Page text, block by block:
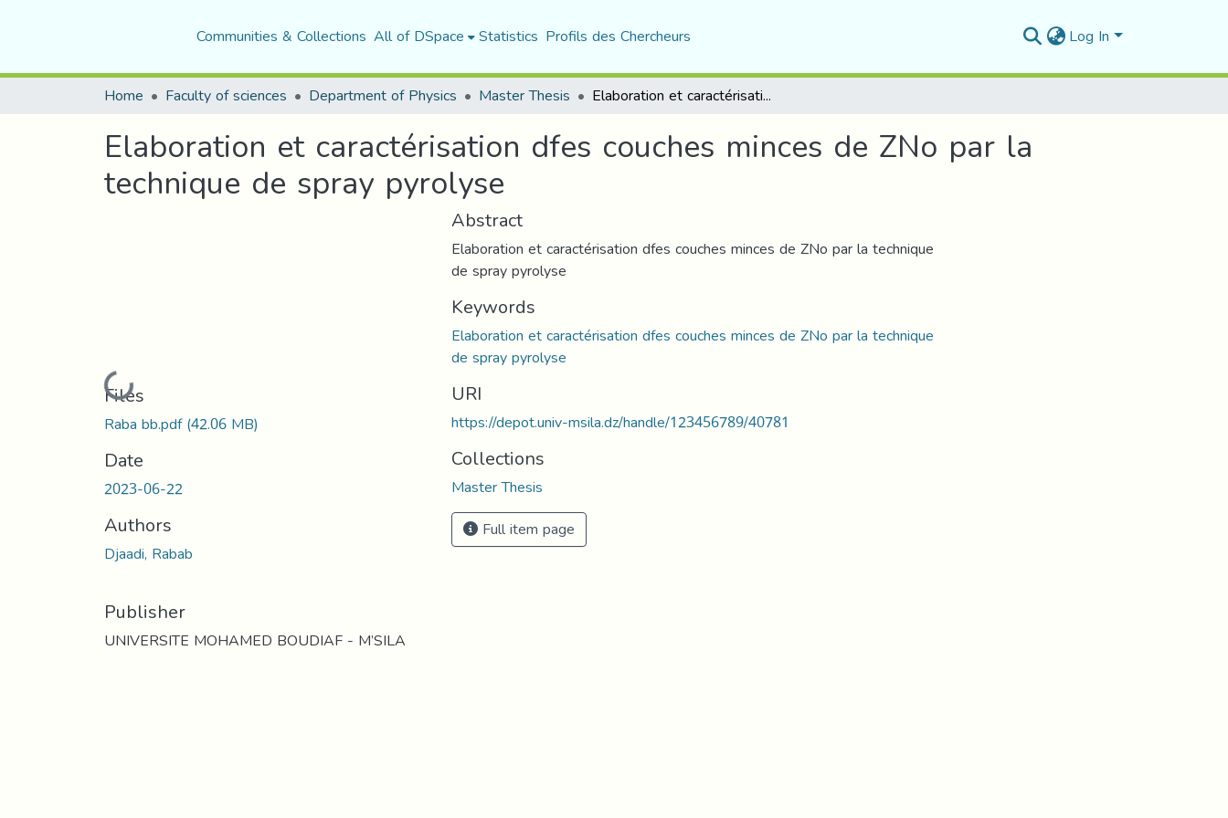
Communities & Collections All of DSpace Statistics Profils des Chercheurs Log In
Home Faculty of sciences Department of Physics Master Thesis Elaboration et caractérisation dfes couches minces de ZNo par la technique de spray pyrolyse
Elaboration et caractérisation dfes couches minces de ZNo par la
technique de spray pyrolyse
Loading...
Files
Raba bb.pdf(42.06 MB)
Date
2023-06-22
Authors
Djaadi, Rabab
Publisher
UNIVERSITE MOHAMED BOUDIAF - M’SILA
Abstract
Elaboration et caractérisation dfes couches minces de ZNo par la technique
de spray pyrolyse
Keywords
Elaboration et caractérisation dfes couches minces de ZNo par la technique
de spray pyrolyse
URI
https://depot.univ-msila.dz/handle/123456789/40781
Collections
Master Thesis
Full item page